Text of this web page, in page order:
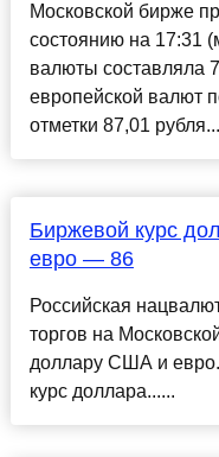
Московской бирже
состоянию на 17:31
валюты составляла
европейской валют
отметки 87,01
Биржевой курс
евро — 86
Российская
торгов на
доллару США и
курс доллара......